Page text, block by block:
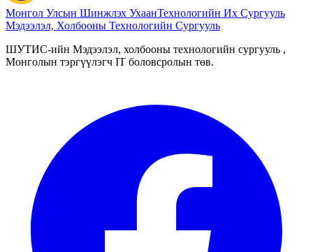
Монгол Улсын Шинжлэх УхаанТехнологийн Их Сургууль
Мэдээлэл, Холбооны Технологийн Сургууль
ШУТИС-ийн Мэдээлэл, холбооны технологийн сургууль ,
Монголын тэргүүлэгч IT боловсролын төв.